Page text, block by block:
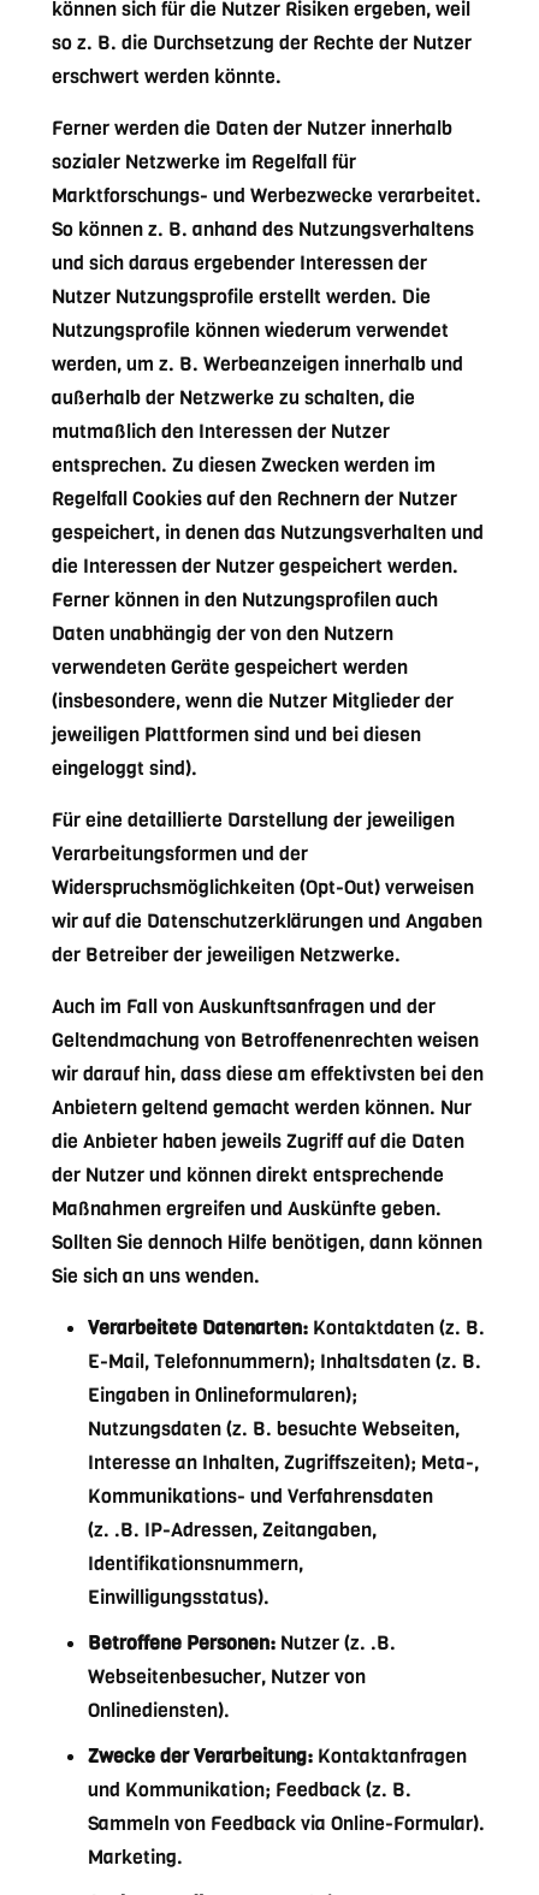
können sich für die Nutzer Risiken ergeben, weil
so z. B. die Durchsetzung der Rechte der Nutzer
erschwert werden könnte.
Ferner werden die Daten der Nutzer innerhalb
sozialer Netzwerke im Regelfall für
Marktforschungs- und Werbezwecke verarbeitet.
So können z. B. anhand des Nutzungsverhaltens
und sich daraus ergebender Interessen der
Nutzer Nutzungsprofile erstellt werden. Die
Nutzungsprofile können wiederum verwendet
werden, um z. B. Werbeanzeigen innerhalb und
außerhalb der Netzwerke zu schalten, die
mutmaßlich den Interessen der Nutzer
entsprechen. Zu diesen Zwecken werden im
Regelfall Cookies auf den Rechnern der Nutzer
gespeichert, in denen das Nutzungsverhalten und
die Interessen der Nutzer gespeichert werden.
Ferner können in den Nutzungsprofilen auch
Daten unabhängig der von den Nutzern
verwendeten Geräte gespeichert werden
(insbesondere, wenn die Nutzer Mitglieder der
jeweiligen Plattformen sind und bei diesen
eingeloggt sind).
Für eine detaillierte Darstellung der jeweiligen
Verarbeitungsformen und der
Widerspruchsmöglichkeiten (Opt-Out) verweisen
wir auf die Datenschutzerklärungen und Angaben
der Betreiber der jeweiligen Netzwerke.
Auch im Fall von Auskunftsanfragen und der
Geltendmachung von Betroffenenrechten weisen
wir darauf hin, dass diese am effektivsten bei den
Anbietern geltend gemacht werden können. Nur
die Anbieter haben jeweils Zugriff auf die Daten
der Nutzer und können direkt entsprechende
Maßnahmen ergreifen und Auskünfte geben.
Sollten Sie dennoch Hilfe benötigen, dann können
Sie sich an uns wenden.
Verarbeitete Datenarten: Kontaktdaten (z. B.
E-Mail, Telefonnummern); Inhaltsdaten (z. B.
Eingaben in Onlineformularen);
Nutzungsdaten (z. B. besuchte Webseiten,
Interesse an Inhalten, Zugriffszeiten); Meta-,
Kommunikations- und Verfahrensdaten
(z. .B. IP-Adressen, Zeitangaben,
Identifikationsnummern,
Einwilligungsstatus).
Betroffene Personen: Nutzer (z. .B.
Webseitenbesucher, Nutzer von
Onlinediensten).
Zwecke der Verarbeitung: Kontaktanfragen
und Kommunikation; Feedback (z. B.
Sammeln von Feedback via Online-Formular).
Marketing.